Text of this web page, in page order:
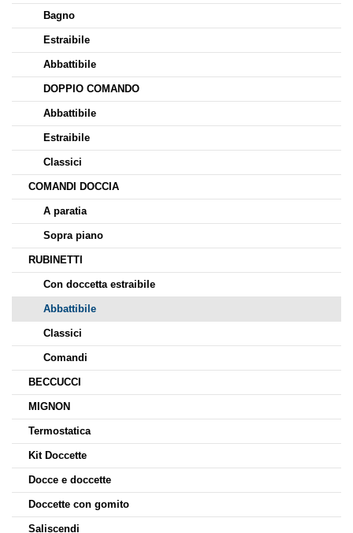
Bagno
Estraibile
Abbattibile
DOPPIO COMANDO
Abbattibile
Estraibile
Classici
COMANDI DOCCIA
A paratia
Sopra piano
RUBINETTI
Con doccetta estraibile
Abbattibile
Classici
Comandi
BECCUCCI
MIGNON
Termostatica
Kit Doccette
Docce e doccette
Doccette con gomito
Saliscendi